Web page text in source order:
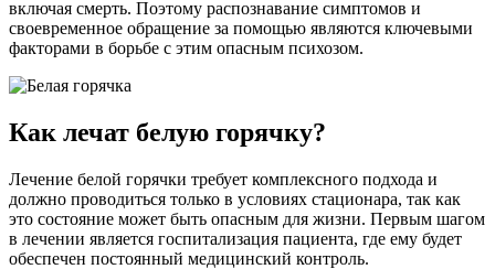
включая смерть. Поэтому распознавание симптомов и
своевременное обращение за помощью являются ключевыми
факторами в борьбе с этим опасным психозом.
Как лечат белую горячку?
Лечение белой горячки требует комплексного подхода и
должно проводиться только в условиях стационара, так как
это состояние может быть опасным для жизни. Первым шагом
в лечении является госпитализация пациента, где ему будет
обеспечен постоянный медицинский контроль.